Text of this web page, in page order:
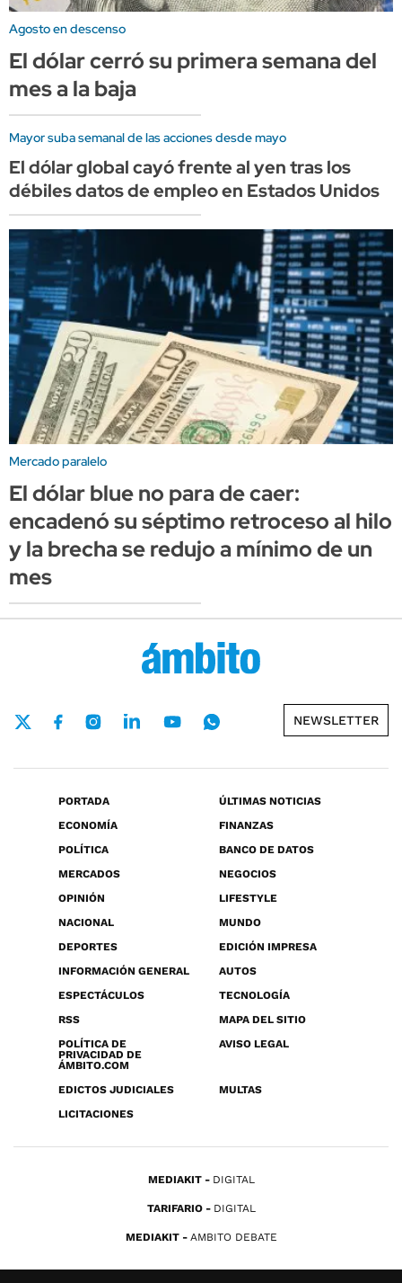
Agosto en descenso
El dólar cerró su primera semana del
mes a la baja
Mayor suba semanal de las acciones desde mayo
El dólar global cayó frente al yen tras los
débiles datos de empleo en Estados Unidos
Mercado paralelo
El dólar blue no para de caer:
encadenó su séptimo retroceso al hilo
y la brecha se redujo a mínimo de un
mes
NEWSLETTER
PORTADA
ÚLTIMAS NOTICIAS
ECONOMÍA
FINANZAS
POLÍTICA
BANCO DE DATOS
MERCADOS
NEGOCIOS
OPINIÓN
LIFESTYLE
NACIONAL
MUNDO
DEPORTES
EDICIÓN IMPRESA
INFORMACIÓN GENERAL
AUTOS
ESPECTÁCULOS
TECNOLOGÍA
RSS
MAPA DEL SITIO
POLÍTICA DE
PRIVACIDAD DE
ÁMBITO.COM
AVISO LEGAL
EDICTOS JUDICIALES
MULTAS
LICITACIONES
MEDIAKIT DIGITAL
TARIFARIO DIGITAL
MEDIAKIT AMBITO DEBATE